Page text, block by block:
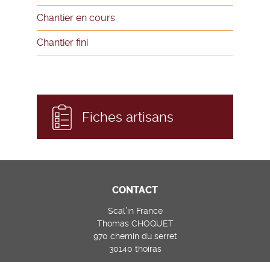
Chantier en cours
Chantier fini
Fiches artisans
CONTACT
Scal’in France
Thomas CHOQUET
970 chemin du serret
30140 thoiras